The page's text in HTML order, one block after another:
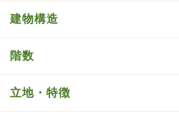
建物構造
階数
立地・特徴